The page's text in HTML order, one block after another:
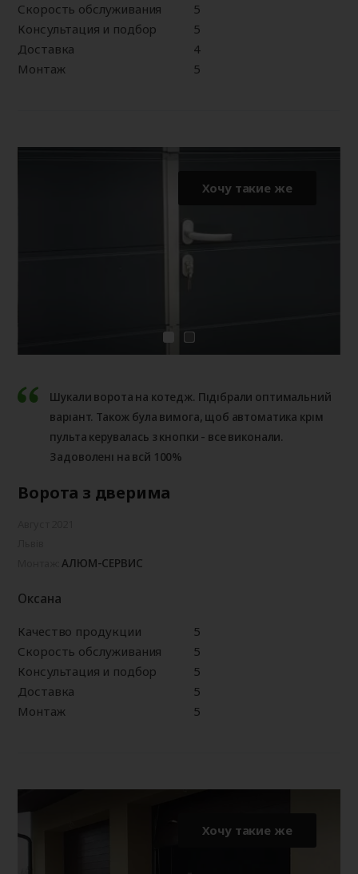
Скорость обслуживания
5
Консультация и подбор
5
Доставка
4
Монтаж
5
Ворота з дверима
Монтаж:АЛЮМ-СЕРВИС
Хочу такие же
Шукали ворота на котедж. Підібрали оптимальний
варіант. Також була вимога, щоб автоматика крім
пульта керувалась з кнопки - все виконали.
Задоволені на всй 100%
Оксана
Качество продукции
5
Скорость обслуживания
5
Консультация и подбор
5
Доставка
5
Монтаж
5
Хочу такие же